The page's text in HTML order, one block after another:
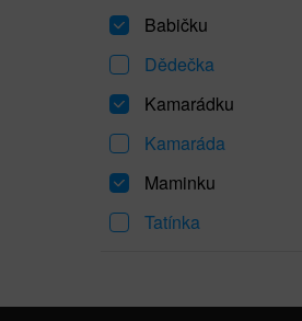
Babičku
Dědečka
Kamarádku
Kamaráda
Maminku
Tatínka